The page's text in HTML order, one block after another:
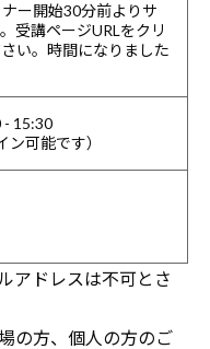
ー開始30分前よりサ
受講ページURLをクリ
い。時間になりました
- 15:30
ン可能です）
アドレスは不可とさ
の方、個人の方のご